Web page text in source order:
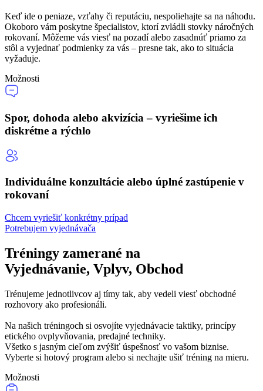
Keď ide o peniaze, vzťahy či reputáciu, nespoliehajte sa na náhodu.
Okoboro vám poskytne špecialistov, ktorí zvládli stovky náročných
rokovaní. Môžeme vás viesť na pozadí alebo zasadnúť priamo za
stôl a vyjednať podmienky za vás – presne tak, ako to situácia
vyžaduje.
Možnosti
Spor, dohoda alebo akvizícia – vyriešime ich
diskrétne a rýchlo
Individuálne konzultácie alebo úplné zastúpenie v
rokovaní
Chcem vyriešiť konkrétny prípad
Potrebujem vyjednávača
Tréningy zamerané na
Vyjednávanie, Vplyv, Obchod
Trénujeme jednotlivcov aj tímy tak, aby vedeli viesť obchodné
rozhovory ako profesionáli.
Na našich tréningoch si osvojíte vyjednávacie taktiky, princípy
etického ovplyvňovania, predajné techniky.
Všetko s jasným cieľom zvýšiť úspešnosť vo vašom biznise.
Vyberte si hotový program alebo si nechajte ušiť tréning na mieru.
Možnosti